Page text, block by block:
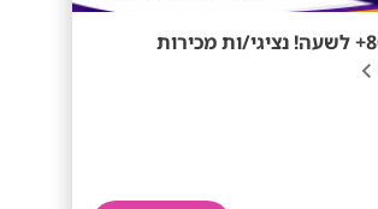
ממוצע 80+ לשעה! נציגי/ות מכירות